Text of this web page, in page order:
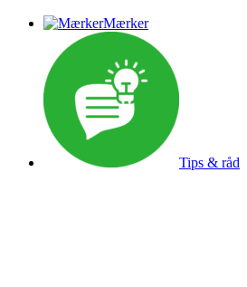
Mærker
Tips & råd